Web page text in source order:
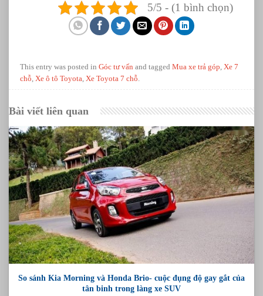
5/5 - (1 bình chọn)
This entry was posted inGóc tư vấn and taggedMua xe trả góp,Xe 7
chỗ,Xe ô tô Toyota,Xe Toyota 7 chỗ.
Bài viết liên quan
So sánh Kia Morning và Honda Brio- cuộc đụng độ gay gắt của
tân binh trong làng xe SUV